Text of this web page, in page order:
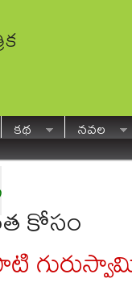
కథ
నవల
కోసం